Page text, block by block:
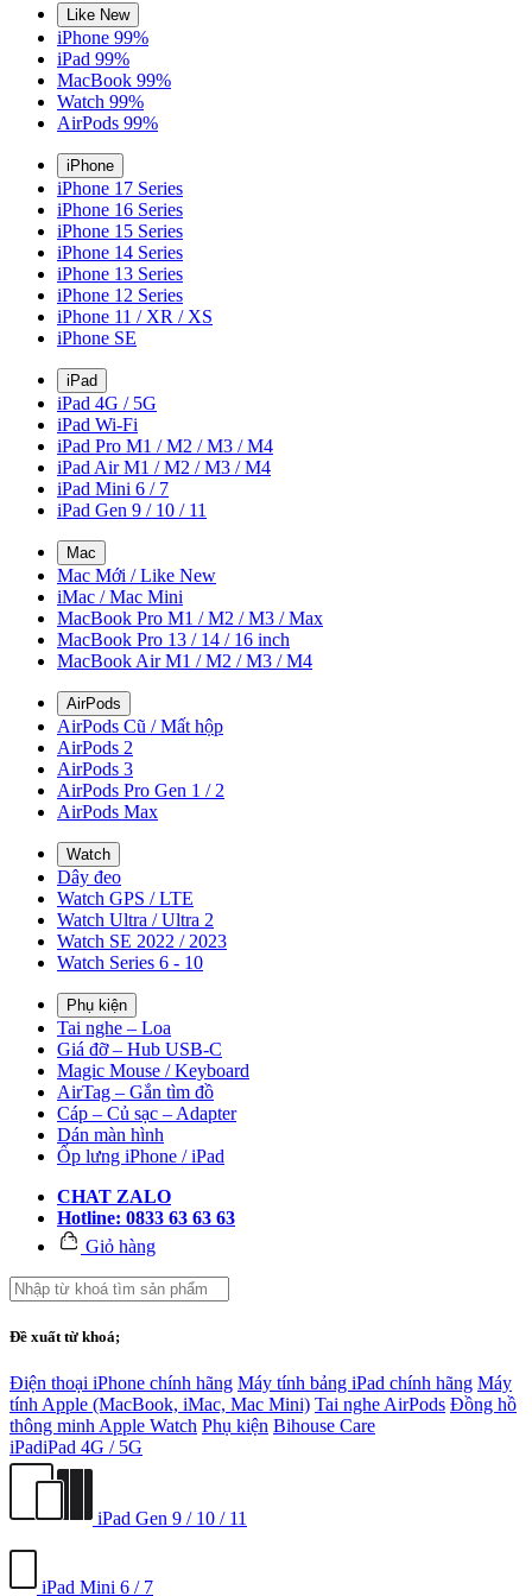
Like New
iPhone 99%
iPad 99%
MacBook 99%
Watch 99%
AirPods 99%
iPhone
iPhone 17 Series
iPhone 16 Series
iPhone 15 Series
iPhone 14 Series
iPhone 13 Series
iPhone 12 Series
iPhone 11 / XR / XS
iPhone SE
iPad
iPad 4G / 5G
iPad Wi-Fi
iPad Pro M1 / M2 / M3 / M4
iPad Air M1 / M2 / M3 / M4
iPad Mini 6 / 7
iPad Gen 9 / 10 / 11
Mac
Mac Mới / Like New
iMac / Mac Mini
MacBook Pro M1 / M2 / M3 / Max
MacBook Pro 13 / 14 / 16 inch
MacBook Air M1 / M2 / M3 / M4
AirPods
AirPods Cũ / Mất hộp
AirPods 2
AirPods 3
AirPods Pro Gen 1 / 2
AirPods Max
Watch
Dây đeo
Watch GPS / LTE
Watch Ultra / Ultra 2
Watch SE 2022 / 2023
Watch Series 6 - 10
Phụ kiện
Tai nghe – Loa
Giá đỡ – Hub USB-C
Magic Mouse / Keyboard
AirTag – Gắn tìm đồ
Cáp – Củ sạc – Adapter
Dán màn hình
Ốp lưng iPhone / iPad
CHAT ZALO
Hotline: 0833 63 63 63
Giỏ hàng
Đề xuất từ khoá;
Điện thoại iPhone chính hãng Máy tính bảng iPad chính hãng Máy
tính Apple (MacBook, iMac, Mac Mini) Tai nghe AirPods Đồng hồ
thông minh Apple Watch Phụ kiện Bihouse Care
iPadiPad 4G / 5G
iPad Gen 9 / 10 / 11
iPad Mini 6 / 7